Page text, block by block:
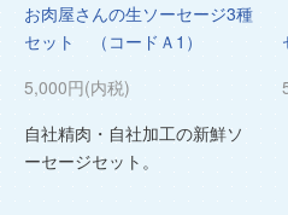
お肉屋さんの生ソーセージ3種
セット （コードＡ1）
5,000円(内税)
自社精肉・自社加工の新鮮ソ
ーセージセット。